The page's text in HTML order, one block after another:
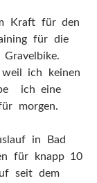
Kraft für den
für die
ich keinen
ich eine
morgen.
in Bad
für knapp 10
seit dem